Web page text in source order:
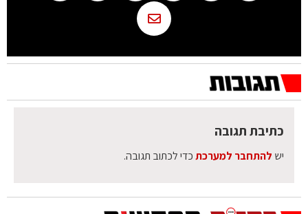
כתיבת תגובה
יש להתחבר למערכתכדי לכתוב תגובה.